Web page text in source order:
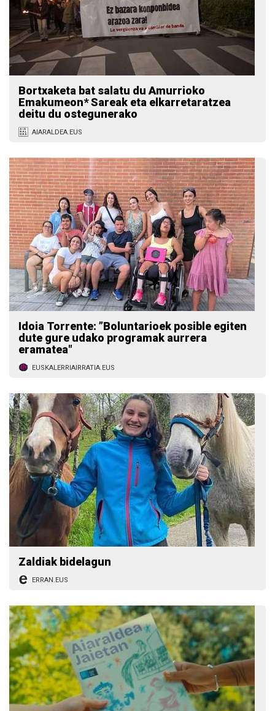
Bortxaketa bat salatu du Amurrioko
Emakumeon* Sareak eta elkarretaratzea
deitu du ostegunerako
AIARALDEA.EUS
Idoia Torrente: ”Boluntarioek posible egiten
dute gure udako programak aurrera
eramatea"
EUSKALERRIAIRRATIA.EUS
Zaldiak bidelagun
ERRAN.EUS